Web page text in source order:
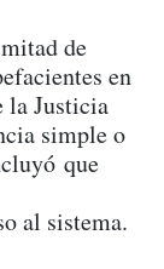
de
en
la Justicia
simple o
que
al sistema.